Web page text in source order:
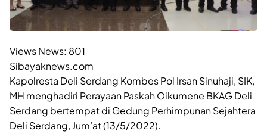
Views News: 801
Sibayaknews.com
Kapolresta Deli Serdang Kombes Pol Irsan Sinuhaji, SIK,
MH menghadiri Perayaan Paskah Oikumene BKAG Deli
Serdang bertempat di Gedung Perhimpunan Sejahtera
Deli Serdang, Jum’at (13/5/2022).